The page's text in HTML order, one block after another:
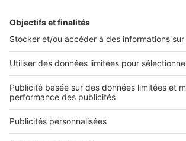
2 rue des Italiens 75009 Paris
01 53 38 80 00